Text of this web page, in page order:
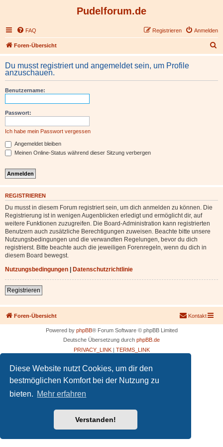
Diese Website nutzt Cookies, um dir den
bestmöglichen Komfort bei der Nutzung zu
bieten. Mehr erfahren
Verstanden!
Pudelforum.de
FAQ Anmelden
Registrieren
Foren-Übersicht
u
h
Du musst registriert und angemeldet sein, um Profile
anzuschauen.
Benutzername:
Passwort:
Ich habe mein Passwort vergessen
Angemeldet bleiben
Meinen Online-Status während dieser Sitzung verbergen
REGISTRIEREN
Du musst in diesem Forum registriert sein, um dich anmelden zu können. Die
Registrierung ist in wenigen Augenblicken erledigt und ermöglicht dir, auf
weitere Funktionen zuzugreifen. Die Board-Administration kann registrierten
Benutzern auch zusätzliche Berechtigungen zuweisen. Beachte bitte unsere
Nutzungsbedingungen und die verwandten Regelungen, bevor du dich
registrierst. Bitte beachte auch die jeweiligen Forenregeln, wenn du dich in
diesem Board bewegst.
Nutzungsbedingungen | Datenschutzrichtlinie
Registrieren
Foren-Übersicht Kontakt
Powered by phpBB® Forum Software © phpBB Limited
Deutsche Übersetzung durch phpBB.de
PRIVACY_LINK| TERMS_LINK